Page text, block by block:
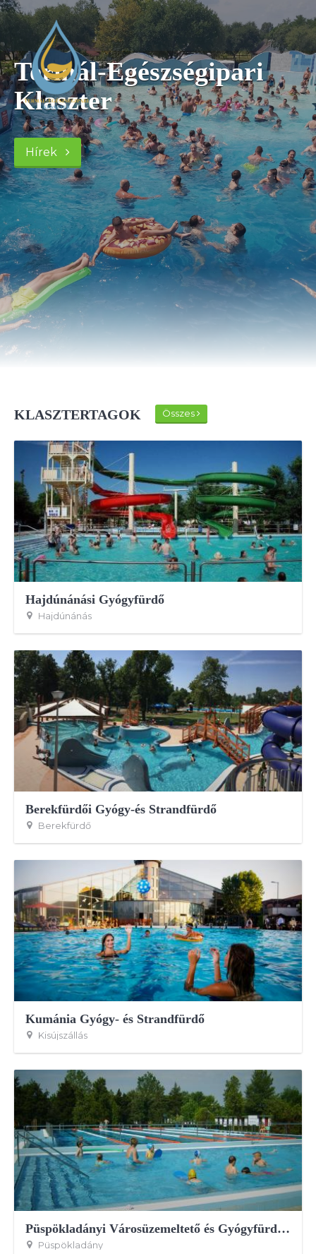
Termál-Egészségipari
Klaszter
Hírek
KLASZTERTAGOK Összes
Hajdúnánási Gyógyfürdő
Hajdúnánás
Berekfürdői Gyógy-és Strandfürdő
Berekfürdő
Kumánia Gyógy- és Strandfürdő
Kisújszállás
Püspökladányi Városüzemeltető és Gyógyfürdő Kft.
Püspökladány